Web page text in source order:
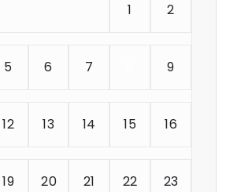
1 2
5 6 7 9
12 13 14 15 16
19 20 21 22 23